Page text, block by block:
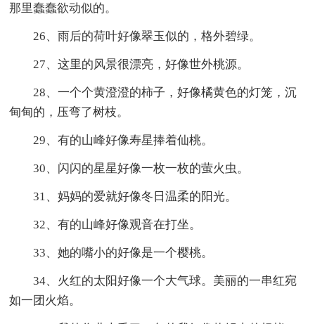
那里蠢蠢欲动似的。
26、雨后的荷叶好像翠玉似的，格外碧绿。
27、这里的风景很漂亮，好像世外桃源。
28、一个个黄澄澄的柿子，好像橘黄色的灯笼，沉
甸甸的，压弯了树枝。
29、有的山峰好像寿星捧着仙桃。
30、闪闪的星星好像一枚一枚的萤火虫。
31、妈妈的爱就好像冬日温柔的阳光。
32、有的山峰好像观音在打坐。
33、她的嘴小的好像是一个樱桃。
34、火红的太阳好像一个大气球。美丽的一串红宛
如一团火焰。